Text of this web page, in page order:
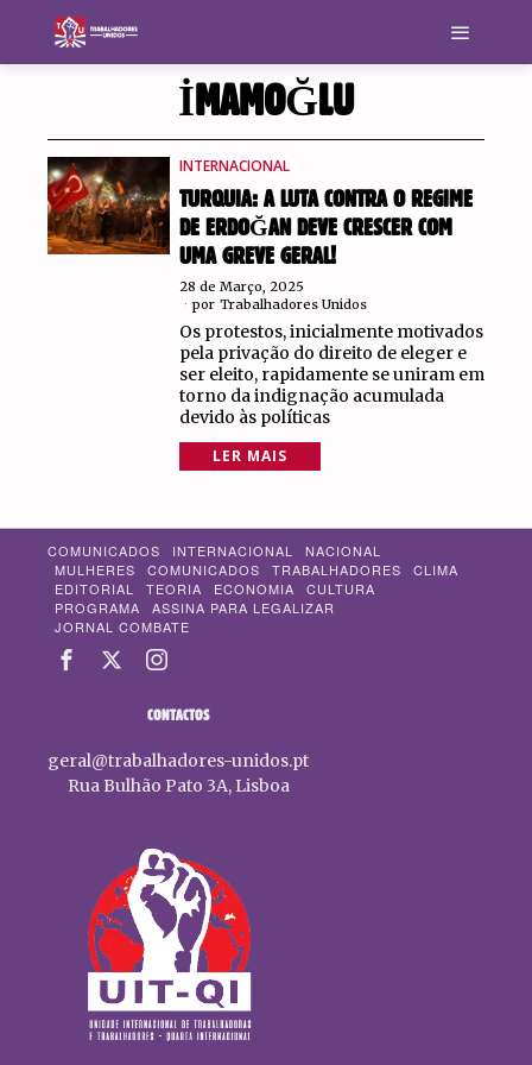
İMAMOĞLU
INTERNACIONAL
TURQUIA: A LUTA CONTRA O REGIME
DE ERDOĞAN DEVE CRESCER COM
UMA GREVE GERAL!
28 de Março, 2025
por Trabalhadores Unidos
Os protestos, inicialmente motivados
pela privação do direito de eleger e
ser eleito, rapidamente se uniram em
torno da indignação acumulada
devido às políticas
LER MAIS
COMUNICADOS INTERNACIONAL
NACIONAL
MULHERES
COMUNICADOS TRABALHADORES
CLIMA
EDITORIAL
TEORIA ECONOMIA
CULTURA
PROGRAMA
ASSINA PARA LEGALIZAR
JORNAL COMBATE
CONTACTOS
geral@trabalhadores-unidos.pt
Rua Bulhão Pato 3A, Lisboa